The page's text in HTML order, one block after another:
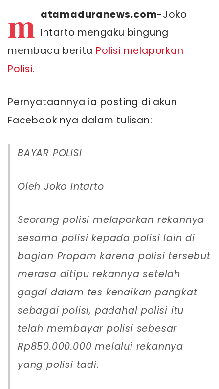
m atamaduranews.com-Joko
Intarto mengaku bingung
membaca berita Polisi melaporkan
Polisi.
Pernyataannya ia posting di akun
Facebook nya dalam tulisan:
BAYAR POLISI
Oleh Joko Intarto
Seorang polisi melaporkan rekannya
sesama polisi kepada polisi lain di
bagian Propam karena polisi tersebut
merasa ditipu rekannya setelah
gagal dalam tes kenaikan pangkat
sebagai polisi, padahal polisi itu
telah membayar polisi sebesar
Rp850.000.000 melalui rekannya
yang polisi tadi.